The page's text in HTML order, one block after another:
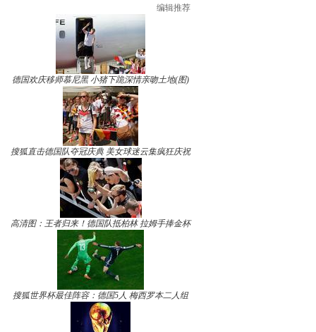
编辑推荐
德国欢庆移师慕尼黑 小猪下跪深情亲吻土地(图)
搜狐直击德国队夺冠庆典 美女球迷云集疯狂庆祝
高清图：王者归来！德国队抵柏林 拉姆手捧金杯
搜狐世界杯最佳阵容：德国5人 梅西罗本二人组